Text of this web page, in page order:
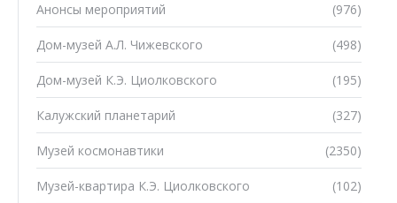
(976)
Анонсы мероприятий
(498)
Дом-музей А.Л. Чижевского
(195)
Дом-музей К.Э. Циолковского
(327)
Калужский планетарий
(2350)
Музей космонавтики
(102)
Музей-квартира К.Э. Циолковского